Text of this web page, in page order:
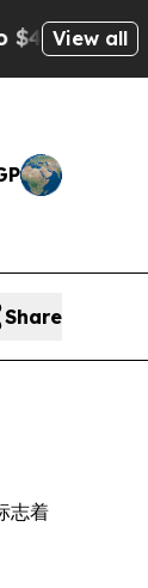
After
View all
Share
志着